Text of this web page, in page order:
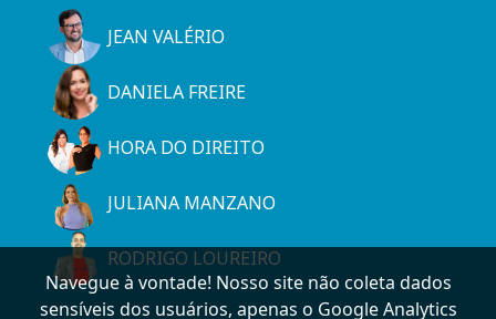
JEAN VALÉRIO
DANIELA FREIRE
HORA DO DIREITO
JULIANA MANZANO
RODRIGO LOUREIRO
Navegue à vontade! Nosso site não coleta dados
sensíveis dos usuários, apenas o Google Analytics